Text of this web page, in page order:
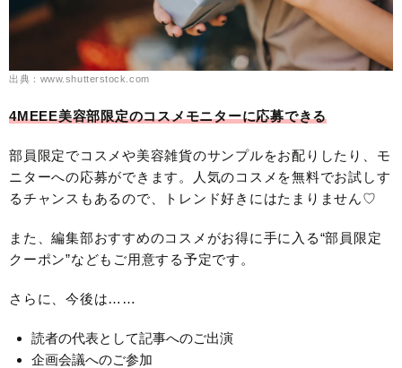
出典：www.shutterstock.com
4MEEE美容部限定のコスメモニターに応募できる
部員限定でコスメや美容雑貨のサンプルをお配りしたり、モ
ニターへの応募ができます。人気のコスメを無料でお試しす
るチャンスもあるので、トレンド好きにはたまりません♡
また、編集部おすすめのコスメがお得に手に入る“部員限定
クーポン”などもご用意する予定です。
さらに、今後は……
読者の代表として記事へのご出演
企画会議へのご参加